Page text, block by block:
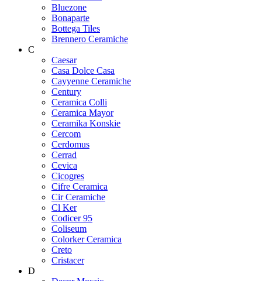
Bluezone
Bonaparte
Bottega Tiles
Brennero Ceramiche
C
Caesar
Casa Dolce Casa
Cayyenne Ceramiche
Century
Ceramica Colli
Ceramica Mayor
Ceramika Konskie
Cercom
Cerdomus
Cerrad
Cevica
Cicogres
Cifre Ceramica
Cir Ceramiche
Cl Ker
Codicer 95
Coliseum
Colorker Ceramica
Creto
Cristacer
D